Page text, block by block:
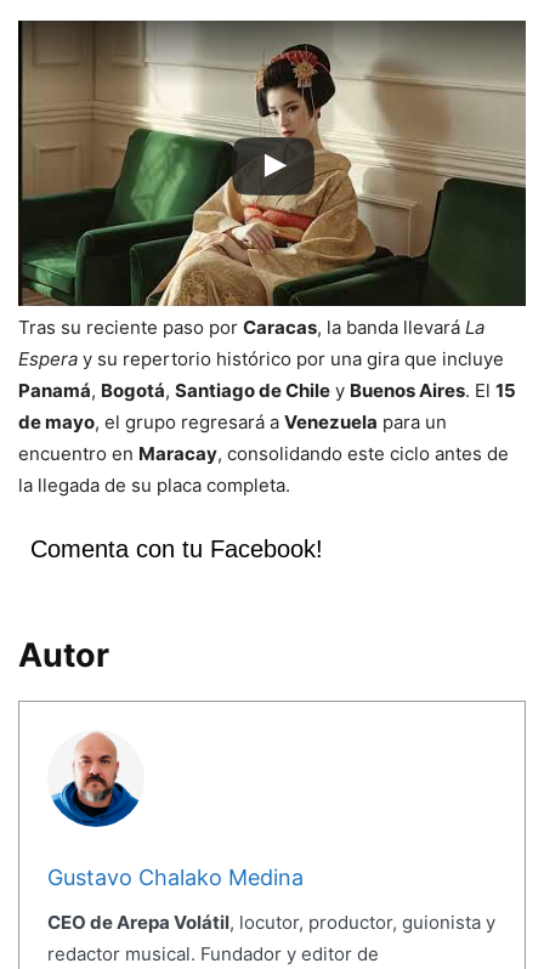
Tras su reciente paso por Caracas, la banda llevará La
Espera y su repertorio histórico por una gira que incluye
Panamá, Bogotá, Santiago de Chile y Buenos Aires. El 15
de mayo, el grupo regresará a Venezuela para un
encuentro en Maracay, consolidando este ciclo antes de
la llegada de su placa completa.
Comenta con tu Facebook!
Autor
Gustavo Chalako Medina
CEO de Arepa Volátil, locutor, productor, guionista y
redactor musical. Fundador y editor de